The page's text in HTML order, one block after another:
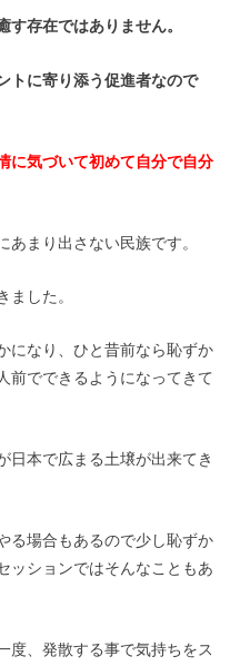
存在ではありません。
トに寄り添う促進者なので
に気づいて初めて自分で自分
あまり出さない民族です。
ました。
になり、ひと昔前なら恥ずか
前でできるようになってきて
日本で広まる土壌が出来てき
る場合もあるので少し恥ずか
ッションではそんなこともあ
度、発散する事で気持ちをス